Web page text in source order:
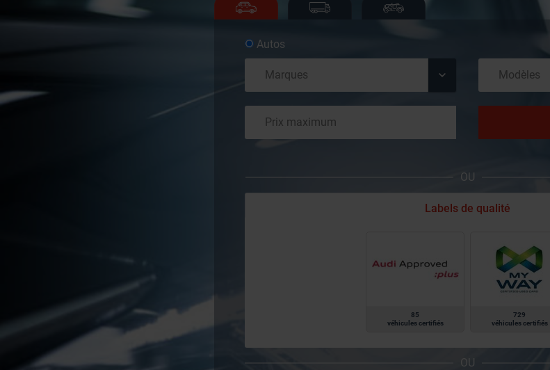
Autos
OU
Labels de qualité
85
véhicules certifiés
729
véhicules certifiés
OU